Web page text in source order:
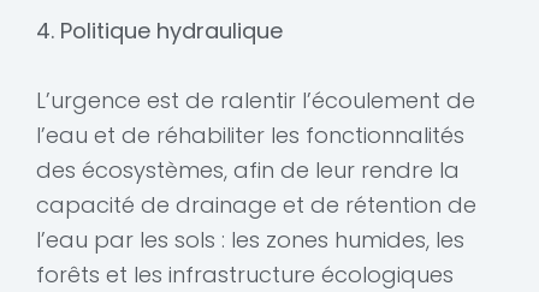
4. Politique hydraulique
L’urgence est de ralentir l’écoulement de
l’eau et de réhabiliter les fonctionnalités
des écosystèmes, afin de leur rendre la
capacité de drainage et de rétention de
l’eau par les sols : les zones humides, les
forêts et les infrastructure écologiques